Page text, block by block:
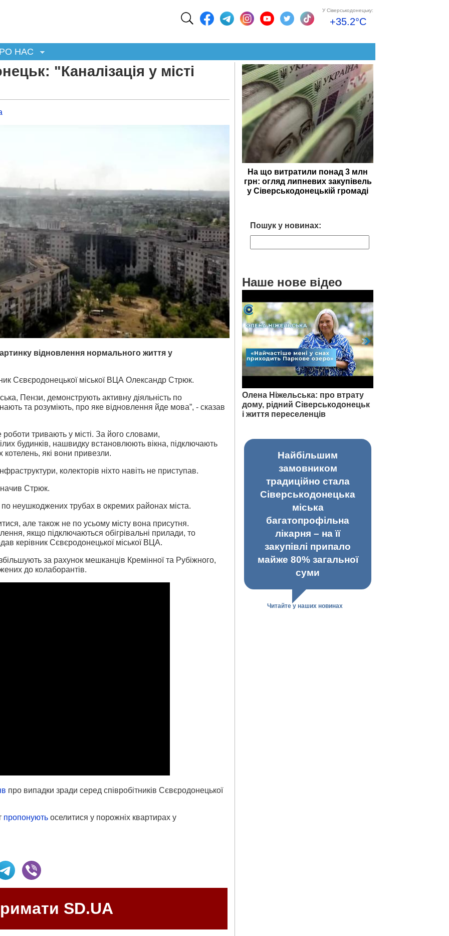
У Сіверськодонецьку:
+35.2°C
НАС
"Каналізація у місті
відновлення нормального життя у
Сєвєродонецької міської ВЦА Олександр Стрюк.
Пензи, демонструють активну діяльність по
та розуміють, про яке відновлення йде мова”, - сказав
тривають у місті. За його словами,
будинків, нашвидку встановлюють вікна, підключають
які вони привезли.
колекторів ніхто навіть не приступав.
Стрюк.
неушкоджених трубах в окремих районах міста.
але також не по усьому місту вона присутня.
якщо підключаються обігрівальні прилади, то
керівник Сєвєродонецької міської ВЦА.
за рахунок мешканців Кремінної та Рубіжного,
до колаборантів.
про випадки зради серед співробітників Сєвєродонецької
пропонують оселитися у порожніх квартирах у
SD.UA
На що витратили понад 3 млн
грн: огляд липневих закупівель
у Сіверськодонецькій громаді
Пошук у новинах:
Наше нове відео
Олена Ніжельська: про втрату
дому, рідний Сіверськодонецьк
і життя переселенців
Найбільшим
замовником
традиційно стала
Сіверськодонецька
міська
багатопрофільна
лікарня – на її
закупівлі припало
майже 80% загальної
суми
Читайте у наших новинах